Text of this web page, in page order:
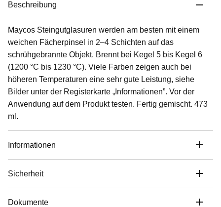
Beschreibung
Maycos Steingutglasuren werden am besten mit einem
weichen Fächerpinsel in 2–4 Schichten auf das
schrühgebrannte Objekt. Brennt bei Kegel 5 bis Kegel 6
(1200 °C bis 1230 °C). Viele Farben zeigen auch bei
höheren Temperaturen eine sehr gute Leistung, siehe
Bilder unter der Registerkarte „Informationen”. Vor der
Anwendung auf dem Produkt testen. Fertig gemischt. 473
ml.
Informationen
Sicherheit
Dokumente